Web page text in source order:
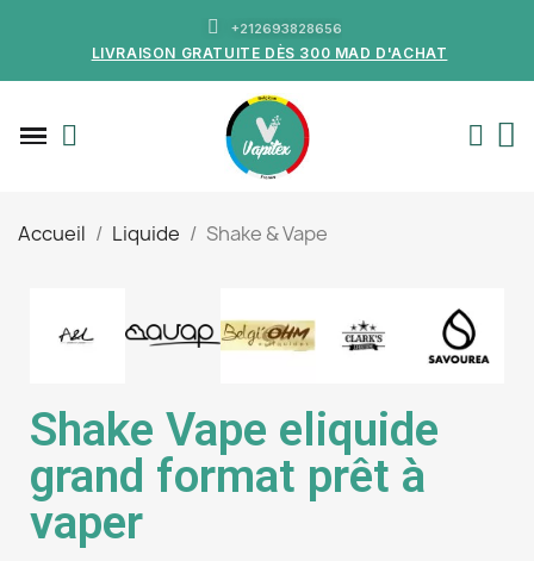
+212693828656
LIVRAISON GRATUITE DÈS 300 MAD D'ACHAT
Accueil Liquide Shake & Vape
Shake Vape eliquide
grand format prêt à
vaper